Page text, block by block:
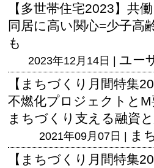
【多世帯住宅2023】共
同居に高い関心=少子高
も
2023年12月14日 | ユー
【まちづくり月間特集
不燃化プロジェクトとM
まちづくり支える融資
2021年09月07日 | ま
【まちづくり月間特集